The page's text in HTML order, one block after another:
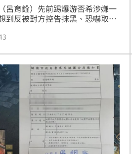
呂育銓）先前踢爆游否希涉嫌一
到反被對方控告抹黑、恐嚇取
決定自掏腰包替他們發聲；今